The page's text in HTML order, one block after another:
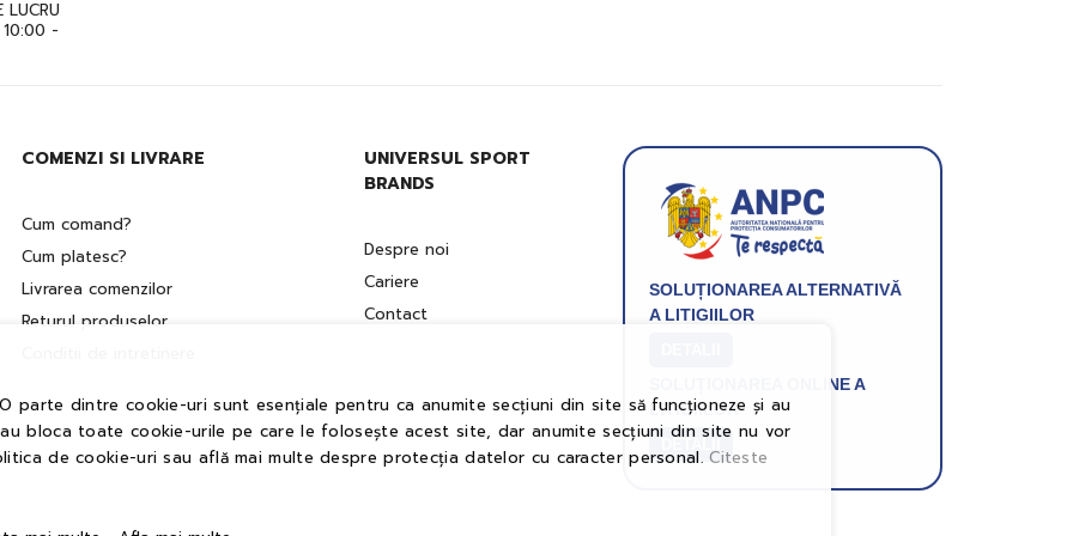
LUCRU
-
COMENZI SI LIVRARE
Cum comand?
Cum platesc?
Livrarea comenzilor
Returul produselor
UNIVERSUL SPORT
BRANDS
Despre noi
Cariere
Contact
SOLUȚIONAREA ALTERNATIVĂ
A LITIGIILOR
SOLUȚIONAREA ONLINE A
LITIGIILOR
parte dintre cookie-uri sunt esențiale pentru ca anumite secțiuni din site să funcționeze și au
bloca toate cookie-urile pe care le folosește acest site, dar anumite secțiuni din site nu vor
de cookie-uri sau află mai multe despre protecția datelor cu caracter personal.Citeste